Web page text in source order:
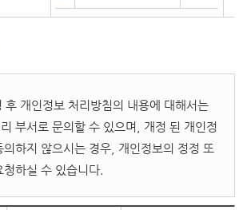
후 개인정보 처리방침의 내용에 대해서는
부서로 문의할 수 있으며, 개정 된 개인정
의하지 않으시는 경우, 개인정보의 정정 또
하실 수 있습니다.